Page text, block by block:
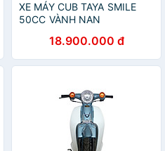
XE MÁY CUB TAYA SMILE
50CC VÀNH NAN
18.900.000 đ